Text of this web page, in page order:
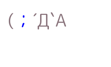
( ； ´Д`A